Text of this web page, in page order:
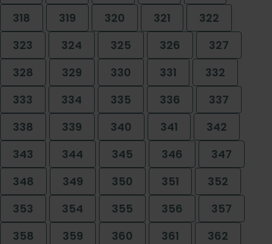
318
319 320 321
322
323
324 325 326
327
328
329 330 331
332
333
334 335 336
337
338
339 340 341
342
343
344 345 346
347
348
349 350 351
352
353
354 355 356
357
358
359 360 361
362